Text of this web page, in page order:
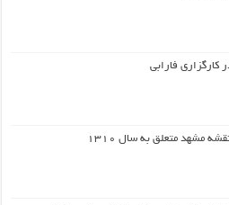
کارگزاری فارابی
مشهد متعلق به سال ۱۳۱۰